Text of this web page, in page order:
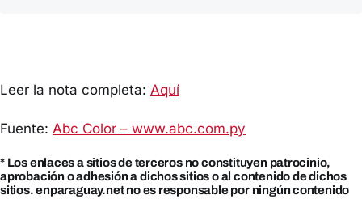
Leer la nota completa: Aquí
Fuente: Abc Color – www.abc.com.py
* Los enlaces a sitios de terceros no constituyen patrocinio,
aprobación o adhesión a dichos sitios o al contenido de dichos
sitios. enparaguay.net no es responsable por ningún contenido